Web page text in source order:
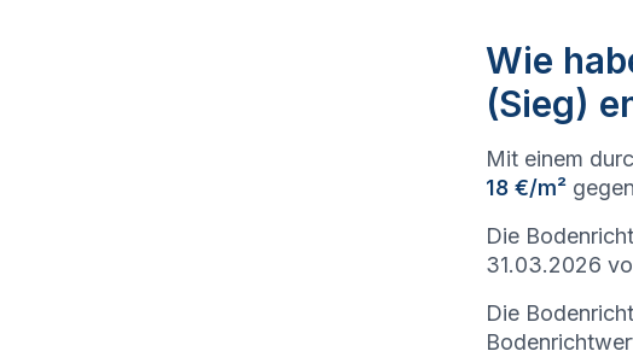
Wie
(Sieg)
Mit einem
18 €/m²
Die
31.03.2026
Die